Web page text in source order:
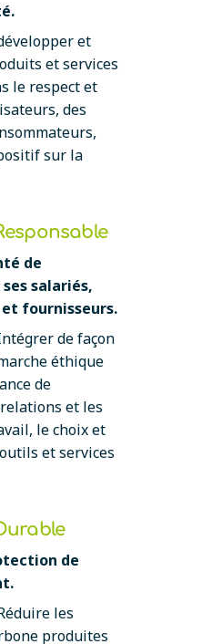
et
et services
le respect et
des
sur la
de
salariés,
fournisseurs.
de façon
éthique
de
et les
le choix et
et services
de
les
produites